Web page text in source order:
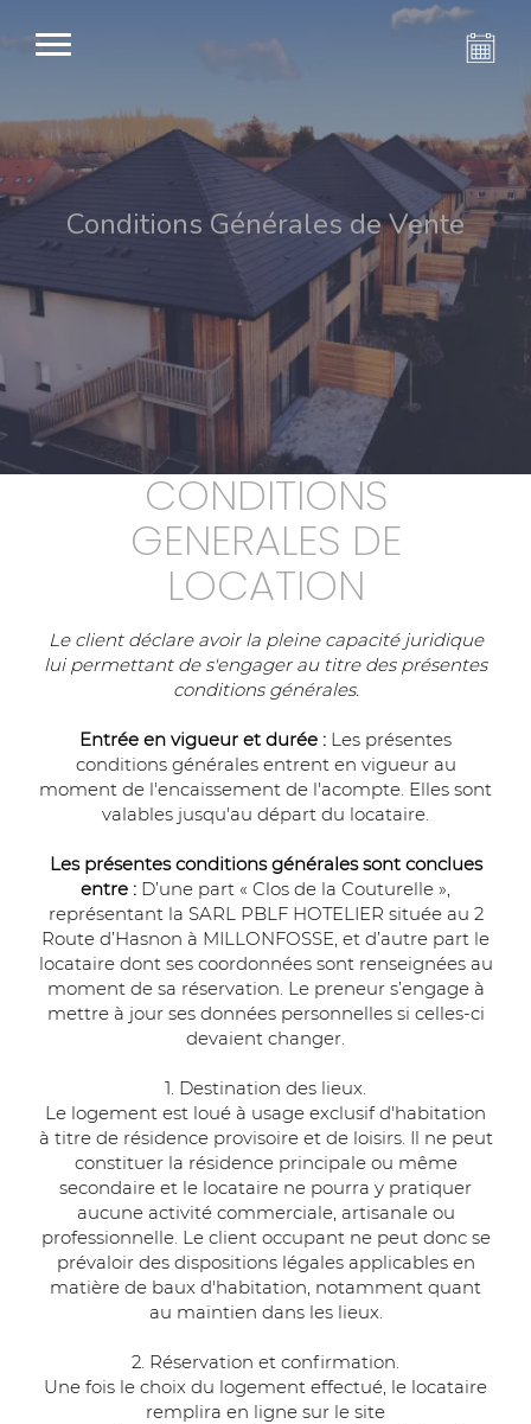
Conditions Générales de Vente
CONDITIONS
GENERALES DE
LOCATION
Le client déclare avoir la pleine capacité juridique
lui permettant de s'engager au titre des présentes
conditions générales.
Entrée en vigueur et durée : Les présentes
conditions générales entrent en vigueur au
moment de l'encaissement de l'acompte. Elles sont
valables jusqu'au départ du locataire.
Les présentes conditions générales sont conclues
entre : D’une part « Clos de la Couturelle »,
représentant la SARL PBLF HOTELIER située au 2
Route d’Hasnon à MILLONFOSSE, et d’autre part le
locataire dont ses coordonnées sont renseignées au
moment de sa réservation. Le preneur s’engage à
mettre à jour ses données personnelles si celles-ci
devaient changer.
1. Destination des lieux.
Le logement est loué à usage exclusif d'habitation
à titre de résidence provisoire et de loisirs. Il ne peut
constituer la résidence principale ou même
secondaire et le locataire ne pourra y pratiquer
aucune activité commerciale, artisanale ou
professionnelle. Le client occupant ne peut donc se
prévaloir des dispositions légales applicables en
matière de baux d'habitation, notamment quant
au maintien dans les lieux.
2. Réservation et confirmation.
Une fois le choix du logement effectué, le locataire
remplira en ligne sur le site